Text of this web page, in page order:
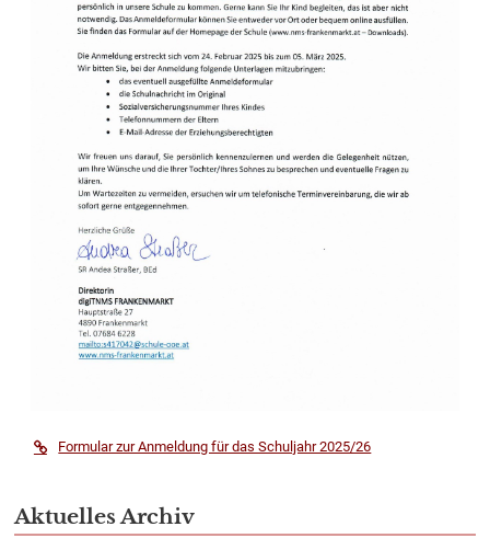
Formular zur Anmeldung für das Schuljahr 2025/26
Aktuelles Archiv